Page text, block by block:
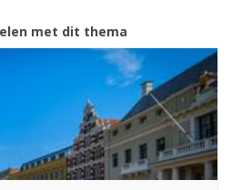
met dit thema